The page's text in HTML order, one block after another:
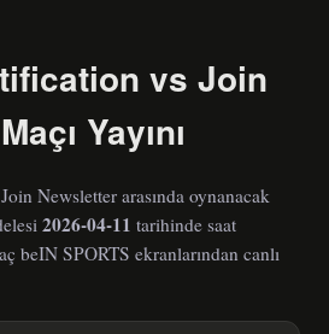
vs Join
Yayını
Newsletter arasında oynanacak
2026-04-11 tarihinde saat
beIN SPORTS ekranlarından canlı